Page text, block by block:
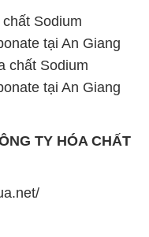
TY HÓA CHẤT